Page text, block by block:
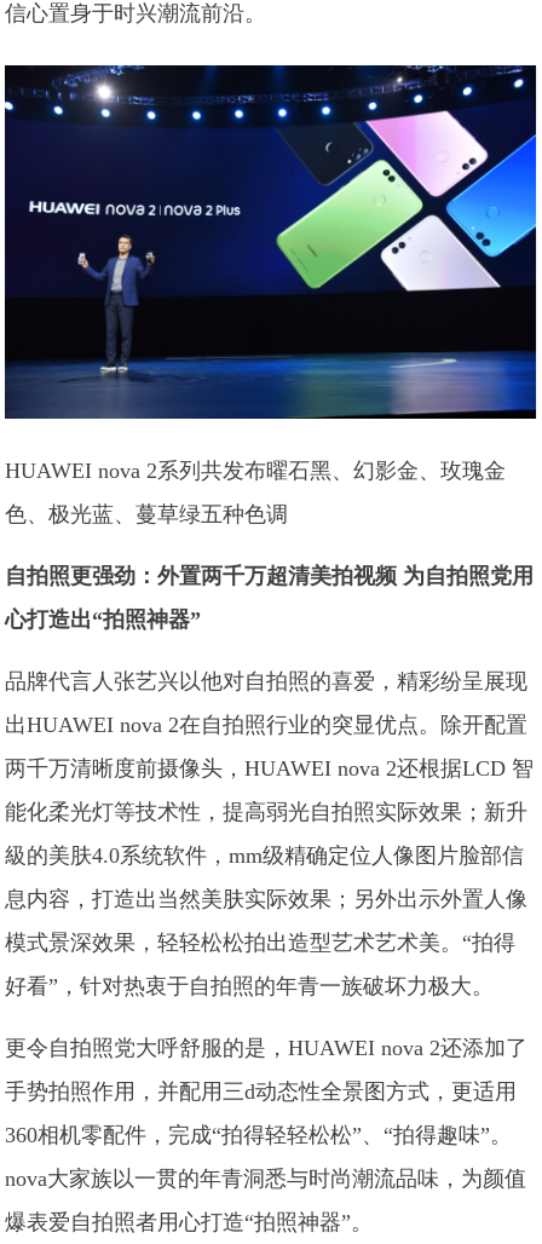
信心置身于时兴潮流前沿。
HUAWEI nova 2系列共发布曜石黑、幻影金、玫瑰金
色、极光蓝、蔓草绿五种色调
自拍照更强劲：外置两千万超清美拍视频 为自拍照党用
心打造出“拍照神器”
品牌代言人张艺兴以他对自拍照的喜爱，精彩纷呈展现
出HUAWEI nova 2在自拍照行业的突显优点。除开配置
两千万清晰度前摄像头，HUAWEI nova 2还根据LCD 智
能化柔光灯等技术性，提高弱光自拍照实际效果；新升
級的美肤4.0系统软件，mm级精确定位人像图片脸部信
息内容，打造出当然美肤实际效果；另外出示外置人像
模式景深效果，轻轻松松拍出造型艺术艺术美。“拍得
好看”，针对热衷于自拍照的年青一族破坏力极大。
更令自拍照党大呼舒服的是，HUAWEI nova 2还添加了
手势拍照作用，并配用三d动态性全景图方式，更适用
360相机零配件，完成“拍得轻轻松松”、“拍得趣味”。
nova大家族以一贯的年青洞悉与时尚潮流品味，为颜值
爆表爱自拍照者用心打造“拍照神器”。